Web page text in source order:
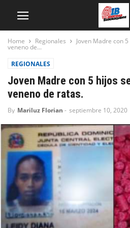
Home Regionales Joven Madre con
veneno de...
REGIONALES
Joven Madre con 5 hijos
veneno de ratas.
By Mariluz Florian - septiembre 10, 2020